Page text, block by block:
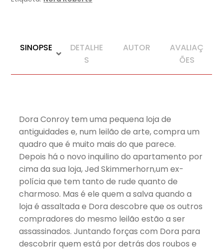
SINOPSE
DETALHE
S
AUTOR
AVALIAÇ
ÕES
Dora Conroy tem uma pequena loja de
antiguidades e, num leilão de arte, compra um
quadro que é muito mais do que parece.
Depois há o novo inquilino do apartamento por
cima da sua loja, Jed Skimmerhorn,um ex-
polícia que tem tanto de rude quanto de
charmoso. Mas é ele quem a salva quando a
loja é assaltada e Dora descobre que os outros
compradores do mesmo leilão estão a ser
assassinados. Juntando forças com Dora para
descobrir quem está por detrás dos roubos e